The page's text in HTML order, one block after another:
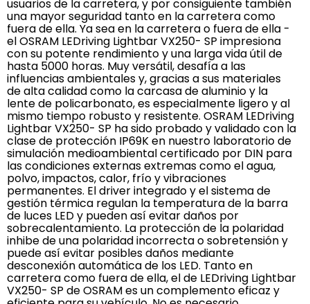
usuarios de la carretera, y por consiguiente también
una mayor seguridad tanto en la carretera como
fuera de ella. Ya sea en la carretera o fuera de ella -
el OSRAM LEDriving Lightbar VX250- SP impresiona
con su potente rendimiento y una larga vida útil de
hasta 5000 horas. Muy versátil, desafía a las
influencias ambientales y, gracias a sus materiales
de alta calidad como la carcasa de aluminio y la
lente de policarbonato, es especialmente ligero y al
mismo tiempo robusto y resistente. OSRAM LEDriving
Lightbar VX250- SP ha sido probado y validado con la
clase de protección IP69K en nuestro laboratorio de
simulación medioambiental certificado por DIN para
las condiciones externas extremas como el agua,
polvo, impactos, calor, frío y vibraciones
permanentes. El driver integrado y el sistema de
gestión térmica regulan la temperatura de la barra
de luces LED y pueden así evitar daños por
sobrecalentamiento. La protección de la polaridad
inhibe de una polaridad incorrecta o sobretensión y
puede así evitar posibles daños mediante
desconexión automática de los LED. Tanto en
carretera como fuera de ella, el de LEDriving Lightbar
VX250- SP de OSRAM es un complemento eficaz y